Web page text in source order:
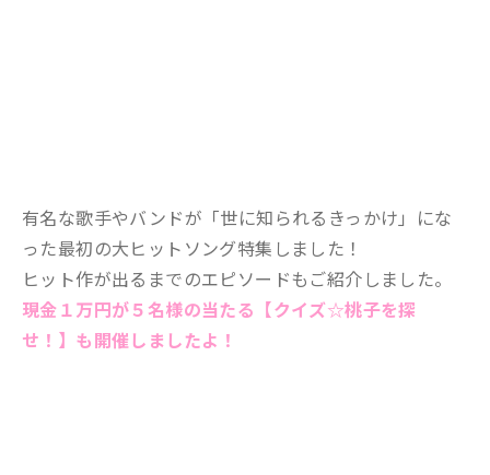
有名な歌手やバンドが「世に知られるきっかけ」にな
った最初の大ヒットソング特集しました！
ヒット作が出るまでのエピソードもご紹介しました。
現金１万円が５名様の当たる【クイズ☆桃子を探
せ！】も開催しましたよ！